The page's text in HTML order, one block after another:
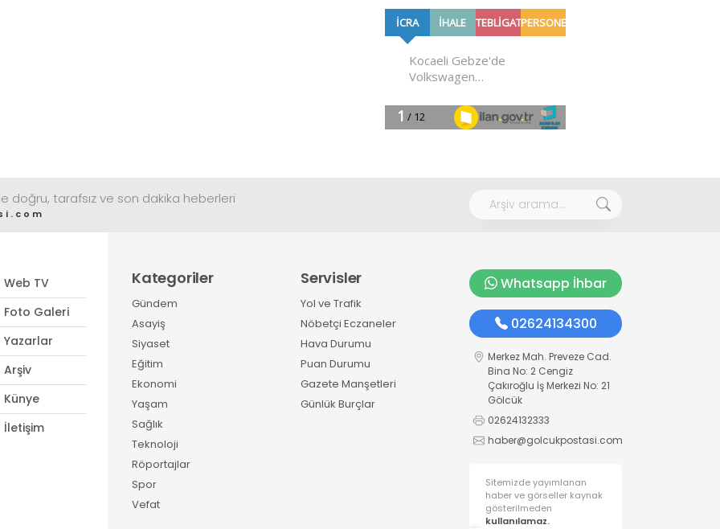
doğru, tarafsız ve son dakika heberleri
Web TV
Foto Galeri
Yazarlar
Arşiv
Künye
İletişim
Kategoriler
Gündem
Asayiş
Siyaset
Eğitim
Ekonomi
Yaşam
Sağlık
Teknoloji
Röportajlar
Spor
Vefat
Servisler
Yol ve Trafik
Nöbetçi Eczaneler
Hava Durumu
Puan Durumu
Gazete Manşetleri
Günlük Burçlar
Whatsapp İhbar
02624134300
Merkez Mah. Preveze Cad.
Bina No: 2 Cengiz
Çakıroğlu İş Merkezi No: 21
Gölcük
02624132333
haber@golcukpostasi.com
Sitemizde yayımlanan
haber ve görseller kaynak
gösterilmeden
kullanılamaz.